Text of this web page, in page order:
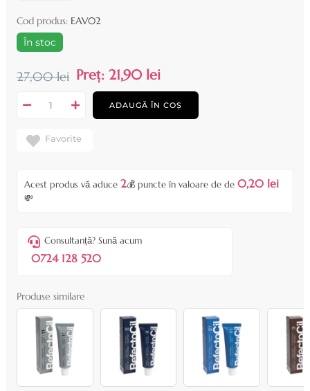
Cod produs: EAV02
În stoc
27,00 lei Preț: 21,90 lei
ADAUGĂ ÎN COȘ
Favorite
Acest produs vă aduce 2💰 puncte în valoare de de 0,20 lei
💸
Consultanță? Sună acum
0724 128 520
Produse similare